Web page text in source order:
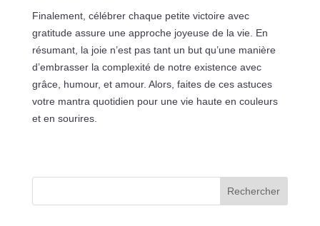
Finalement, célébrer chaque petite victoire avec
gratitude assure une approche joyeuse de la vie. En
résumant, la joie n’est pas tant un but qu’une manière
d’embrasser la complexité de notre existence avec
grâce, humour, et amour. Alors, faites de ces astuces
votre mantra quotidien pour une vie haute en couleurs
et en sourires.
Rechercher